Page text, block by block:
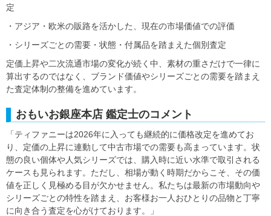
定
・アジア・欧米の販路を活かした、現在の市場価値での評価
・シリーズごとの需要・状態・付属品を踏まえた個別査定
定価上昇や二次流通市場の変化が続く中、素材の重さだけで一律に
算出するのではなく、ブランド価値やシリーズごとの需要を踏まえ
た査定体制の整備を進めています。
おもいお銀座本店 鑑定士のコメント
「ティファニーは2026年に入っても継続的に価格改定を進めてお
り、定価の上昇に連動して中古市場での需要も高まっています。状
態の良い個体や人気シリーズでは、購入時に近い水準で取引される
ケースも見られます。ただし、相場が動く時期だからこそ、その価
値を正しく見極める目が欠かせません。私たちは最新の市場動向や
シリーズごとの特性を踏まえ、お客様お一人おひとりの品物と丁寧
に向き合う査定を心がけております。」